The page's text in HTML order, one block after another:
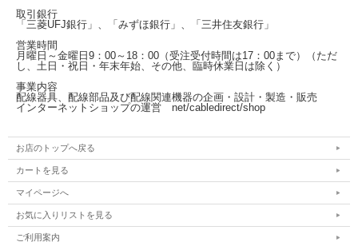
取引銀行
「三菱UFJ銀行」、「みずほ銀行」、「三井住友銀行」
営業時間
月曜日～金曜日 9：00～18：00（受注受付時間は17：00まで）
（ただ
し、土日・祝日・年末年始、その他、臨時休業日は除く）
事業内容
配線器具、配線部品及び配線関連機器の企画・設計・製造・販売
インターネットショップの運営 net/cabledirect/shop
お店のトップへ戻る
カートを見る
マイページへ
お気に入りリストを見る
ご利用案内